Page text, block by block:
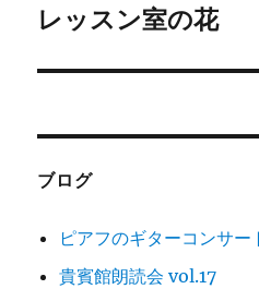
ゲ
ー
次
投
レッスン室の花
ブログ
ピアフのギターコンサー
貴賓館朗読会 vol.17